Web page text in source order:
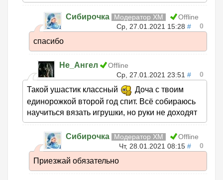
Сибирочка Модератор ХМ
Offline
Ср, 27.01.2021 15:28 # 0
спасибо
Не_Ангел
Offline
Ср, 27.01.2021 23:51 # 0
Такой ушастик классный
Доча с твоим
единорожкой второй год спит. Всё собираюсь
научиться вязать игрушки, но руки не доходят
Сибирочка Модератор ХМ
Offline
Чт, 28.01.2021 08:15 # 0
Приезжай обязательно